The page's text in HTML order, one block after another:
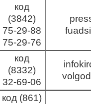
код
(3842)
75-29-88
75-29-76
код
(8332)
32-69-06
код (861)